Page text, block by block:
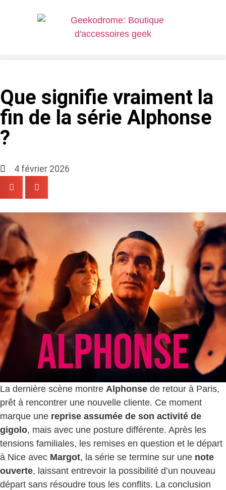
Que signifie vraiment la
fin de la série Alphonse
?
4 février 2026
La dernière scène montre Alphonse de retour à Paris,
prêt à rencontrer une nouvelle cliente. Ce moment
marque une reprise assumée de son activité de
gigolo, mais avec une posture différente. Après les
tensions familiales, les remises en question et le départ
à Nice avec Margot, la série se termine sur une note
ouverte, laissant entrevoir la possibilité d’un nouveau
départ sans résoudre tous les conflits. La conclusion